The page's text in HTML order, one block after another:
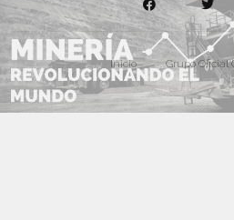
Inicio Grupo